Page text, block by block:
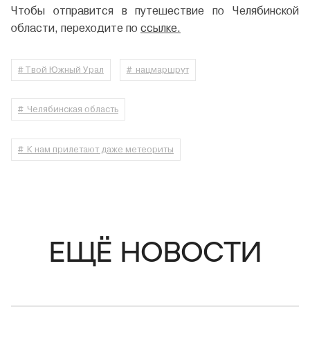
Чтобы отправится в путешествие по Челябинской
области, переходите по ссылке.
# Твой Южный Урал # нацмаршрут
# Челябинская область
# К нам прилетают даже метеориты
ЕЩЁ НОВОСТИ